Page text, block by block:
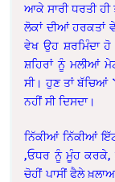
ਆਕੇ ਸਾਰੀ ਧਰਤੀ
ਲੋਕਾਂ ਦੀਆਂ ਹਰਕਤਾਂ
ਵੇਖ ਉਹ ਸ਼ਰਮਿੰਦਾ
ਸ਼ਹਿਰਾਂ ਨੂੰ ਮਲੀਆਂ
ਸੀ। ਹੁਣ ਤਾਂ ਬੱਚਿਆਂ
ਨਹੀਂ ਸੀ ਦਿਸਦਾ।
ਨਿੱਕੀਆਂ ਨਿੱਕੀਆਂ
,ਓਧਰ ਨੂੰ ਮੂੰਹ ਕਰਕੇ,
ਚੋਹੀਂ ਪਾਸੀਂ ਫੈਲੇ